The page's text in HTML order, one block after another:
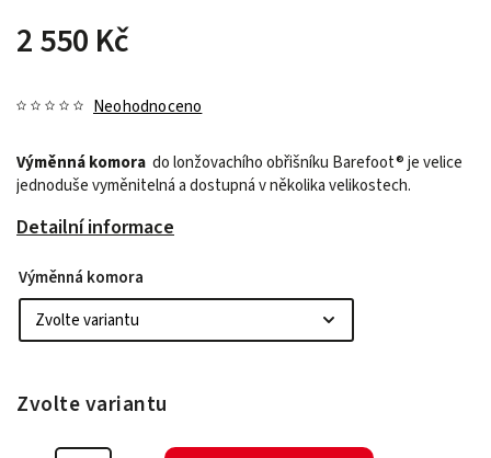
2 550 Kč
Neohodnoceno
Výměnná komora do lonžovachího obřišníku Barefoot® je velice
jednoduše vyměnitelná a dostupná v několika velikostech.
Detailní informace
Výměnná komora
Zvolte variantu